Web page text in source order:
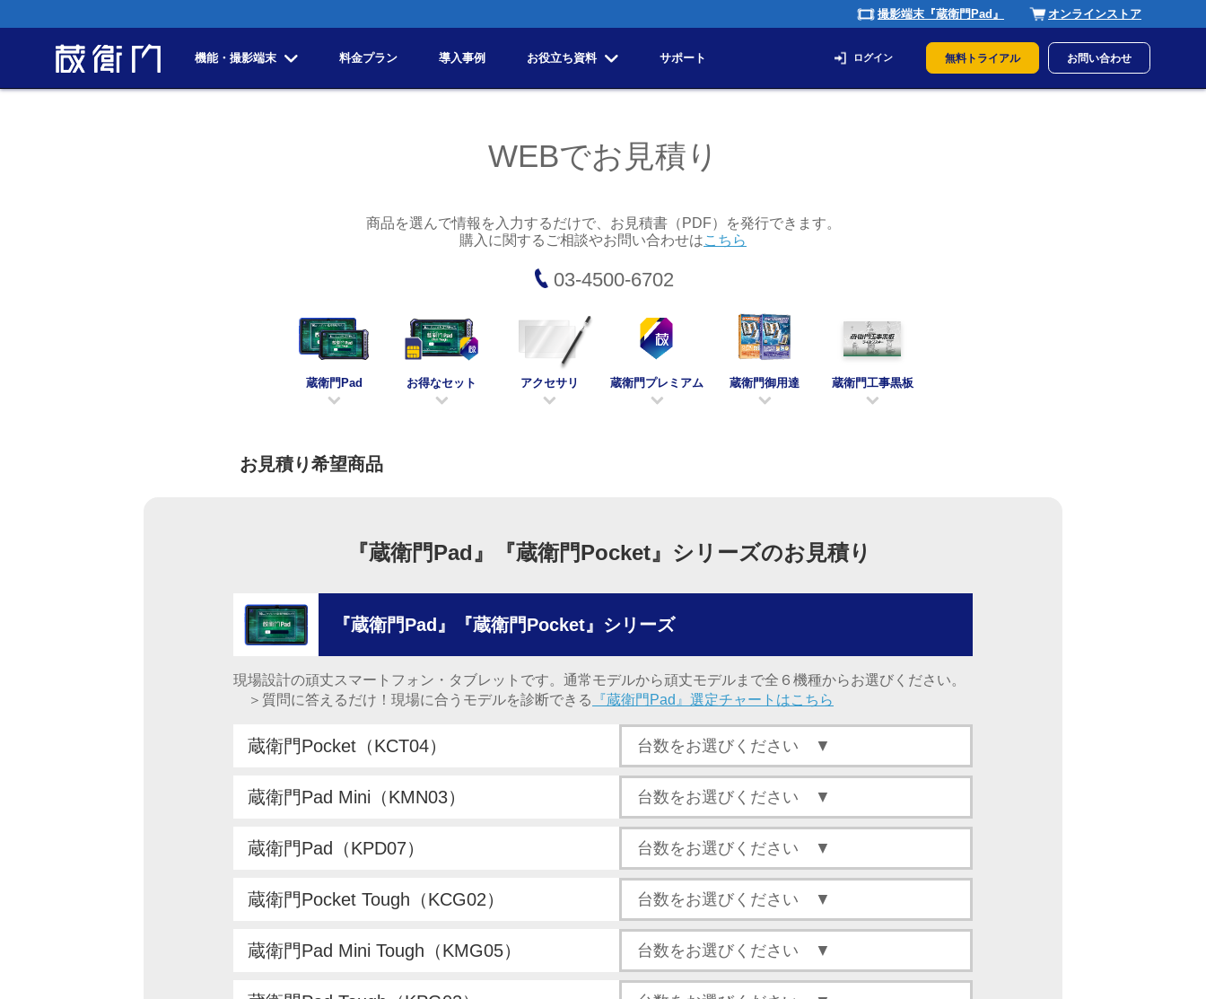
撮影端末『蔵衛門Pad』 オンラインストア
機能・撮影端末 料金プラン 導入事例 お役立ち資料 サポート ログイン 無料トライアル お問い合わせ
WEBでお見積り
商品を選んで情報を入力するだけで、お見積書（PDF）を発行できます。
購入に関するご相談やお問い合わせはこちら
03-4500-6702
蔵衛門Pad お得なセット アクセサリ 蔵衛門プレミアム 蔵衛門御用達 蔵衛門工事黒板
お見積り希望商品
『蔵衛門Pad』『蔵衛門Pocket』シリーズのお見積り
『蔵衛門Pad』『蔵衛門Pocket』シリーズ
現場設計の頑丈スマートフォン・タブレットです。通常モデルから頑丈モデルまで全６機種からお選びください。
＞質問に答えるだけ！現場に合うモデルを診断できる
『蔵衛門Pad』選定チャートはこちら
蔵衛門Pocket（KCT04）
蔵衛門Pad Mini（KMN03）
蔵衛門Pad（KPD07）
蔵衛門Pocket Tough（KCG02）
蔵衛門Pad Mini Tough（KMG05）